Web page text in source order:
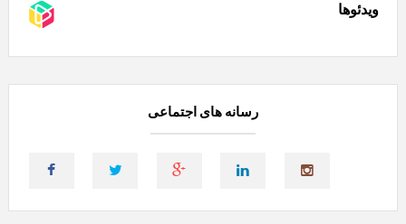
ویدئوها
رسانه های اجتماعی